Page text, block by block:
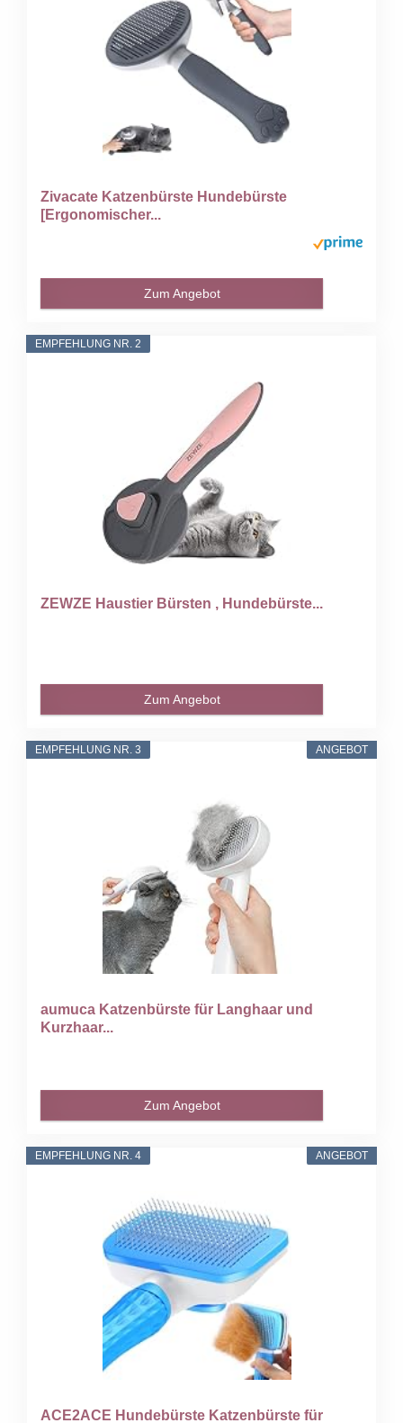
Zivacate Katzenbürste Hundebürste
[Ergonomischer...
Zum Angebot
EMPFEHLUNG NR. 2
ZEWZE Haustier Bürsten , Hundebürste...
Zum Angebot
ANGEBOT
EMPFEHLUNG NR. 3
aumuca Katzenbürste für Langhaar und
Kurzhaar...
Zum Angebot
ANGEBOT
EMPFEHLUNG NR. 4
ACE2ACE Hundebürste Katzenbürste für